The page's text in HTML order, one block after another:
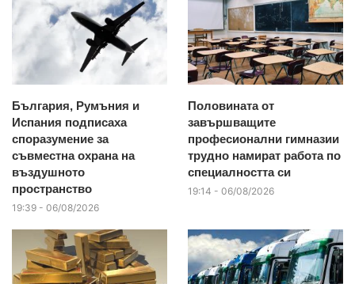
България, Румъния и
Испания подписаха
споразумение за
съвместна охрана на
въздушното
пространство
19:39 - 06/08/2026
Половината от
завършващите
професионални гимназии
трудно намират работа по
специалността си
19:14 - 06/08/2026